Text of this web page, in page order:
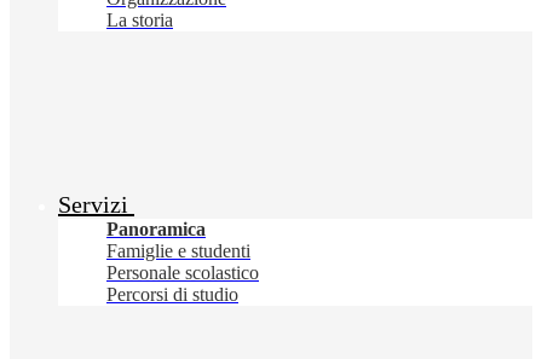
La storia
Servizi
Panoramica
Famiglie e studenti
Personale scolastico
Percorsi di studio